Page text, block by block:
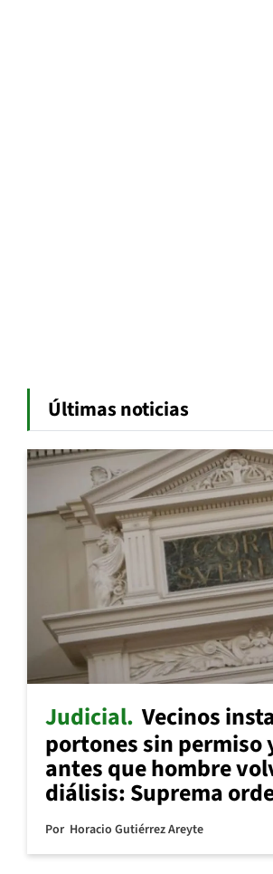
Últimas noticias
Judicial Vecinos
portones sin permiso
antes que hombre
diálisis: Suprema
Por Horacio Gutiérrez Areyte